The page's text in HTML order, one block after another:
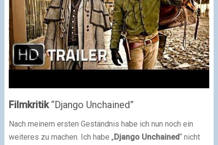
Filmkritik“Django Unchained”
Nach meinem ersten Geständnis habe ich nun noch ein
weiteres zu machen. Ich habe „ Django Unchained“ nicht